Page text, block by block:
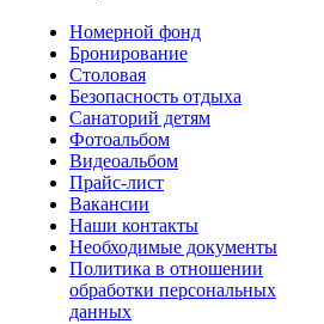
Номерной фонд
Бронирование
Столовая
Безопасность отдыха
Санаторий детям
Фотоальбом
Видеоальбом
Прайс-лист
Вакансии
Наши контакты
Необходимые документы
Политика в отношении
обработки персональных
данных